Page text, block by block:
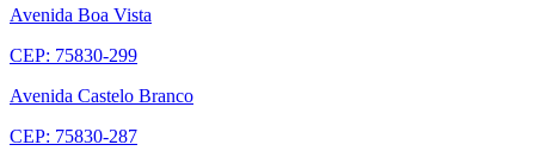
Avenida Boa Vista
CEP: 75830-299
Avenida Castelo Branco
CEP: 75830-287